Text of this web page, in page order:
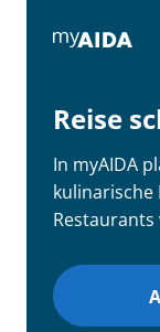
Reise
In myAIDA
kulinarische